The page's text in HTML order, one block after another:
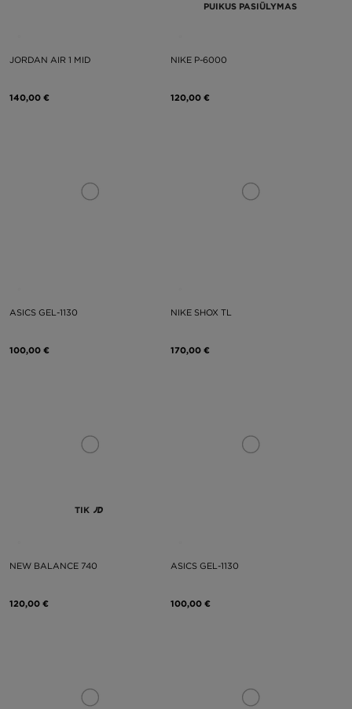
JORDAN AIR 1 MID
140,00 €
PUIKUS PASIŪLYMAS
NIKE P-6000
120,00 €
ASICS GEL-1130
100,00 €
NIKE SHOX TL
170,00 €
TIK
NEW BALANCE 740
120,00 €
ASICS GEL-1130
100,00 €